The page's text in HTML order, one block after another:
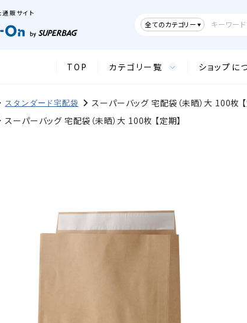
販サイト
全てのカテゴリー
TOP カテゴリー覧 ショップに
スタンダード宅配袋 スーパーバッグ 宅配袋（未晒）大 100枚 【
スーパーバッグ 宅配袋（未晒）大 100枚 【定期】